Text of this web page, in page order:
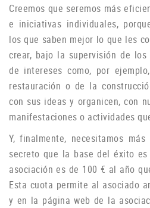
Creemos que seremos más
e iniciativas individuales,
los que saben mejor lo que les
crear, bajo la supervisión de los
de intereses como, por
restauración o de la
con sus ideas y organicen, con
manifestaciones o actividades
Y, finalmente, necesitamos más
secreto que la base del éxito
asociación es de 100 € al año
Esta cuota permite al asociado
y en la página web de la